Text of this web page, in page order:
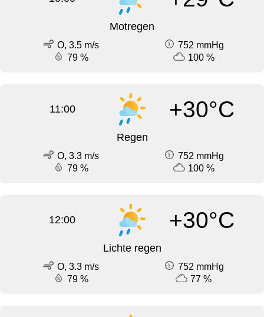
Motregen
O, 3.5 m/s
752 mmHg
79 %
100 %
11:00 +30°C
Regen
O, 3.3 m/s
752 mmHg
79 %
100 %
12:00 +30°C
Lichte regen
O, 3.3 m/s
752 mmHg
79 %
77 %